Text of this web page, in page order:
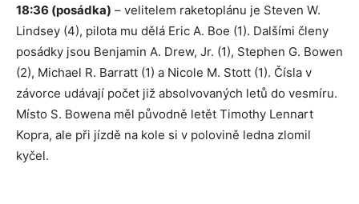
18:36 (posádka) – velitelem raketoplánu je Steven W.
Lindsey (4), pilota mu dělá Eric A. Boe (1). Dalšími členy
posádky jsou Benjamin A. Drew, Jr. (1), Stephen G. Bowen
(2), Michael R. Barratt (1) a Nicole M. Stott (1). Čísla v
závorce udávají počet již absolvovaných letů do vesmíru.
Místo S. Bowena měl původně letět Timothy Lennart
Kopra, ale při jízdě na kole si v polovině ledna zlomil
kyčel.